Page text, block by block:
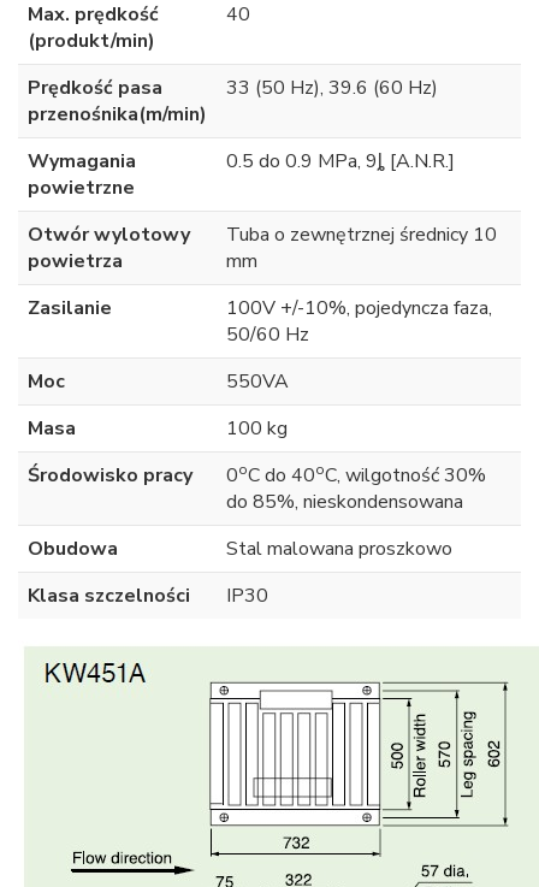
Max. prędkość
(produkt/min)
40
Prędkość pasa
przenośnika(m/min)
33 (50 Hz), 39.6 (60 Hz)
Wymagania
powietrzne
0.5 do 0.9 MPa, 9ȴ [A.N.R.]
Otwór wylotowy
powietrza
Tuba o zewnętrznej średnicy 10
mm
Zasilanie
100V +/-10%, pojedyncza faza,
50/60 Hz
Moc
550VA
Masa
100 kg
Środowisko pracy
0oC do 40oC, wilgotność 30%
do 85%, nieskondensowana
Obudowa
Stal malowana proszkowo
Klasa szczelności
IP30